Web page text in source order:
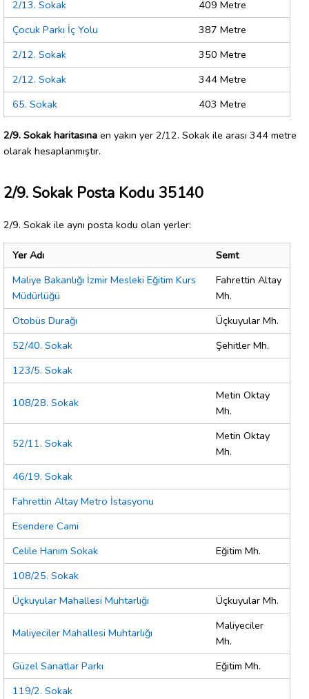
2/13. Sokak
409 Metre
Çocuk Parkı İç Yolu
387 Metre
2/12. Sokak
350 Metre
2/12. Sokak
344 Metre
65. Sokak
403 Metre
2/9. Sokak haritasına en yakın yer 2/12. Sokak ile arası 344 metre
olarak hesaplanmıştır.
2/9. Sokak Posta Kodu 35140
2/9. Sokak ile aynı posta kodu olan yerler:
Yer Adı
Semt
Maliye Bakanlığı İzmir Mesleki Eğitim Kurs
Müdürlüğü
Fahrettin Altay
Mh.
Otobüs Durağı
Üçkuyular Mh.
52/40. Sokak
Şehitler Mh.
123/5. Sokak
108/28. Sokak
Metin Oktay
Mh.
52/11. Sokak
Metin Oktay
Mh.
46/19. Sokak
Fahrettin Altay Metro İstasyonu
Esendere Cami
Celile Hanım Sokak
Eğitim Mh.
108/25. Sokak
Üçkuyular Mahallesi Muhtarlığı
Üçkuyular Mh.
Maliyeciler Mahallesi Muhtarlığı
Maliyeciler
Mh.
Güzel Sanatlar Parkı
Eğitim Mh.
119/2. Sokak